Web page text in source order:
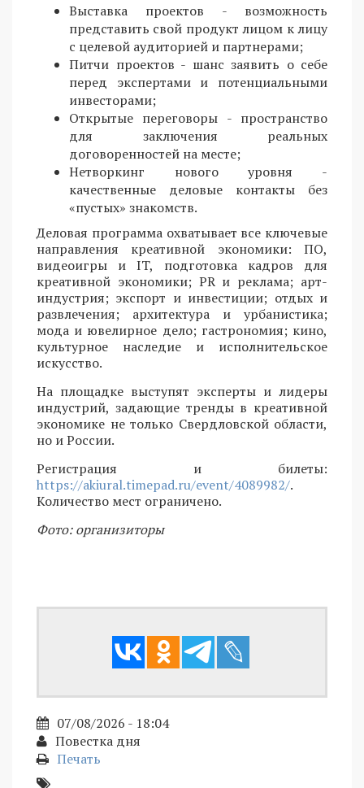
Выставка проектов - возможность
представить свой продукт лицом к лицу
с целевой аудиторией и партнерами;
Питчи проектов - шанс заявить о себе
перед экспертами и потенциальными
инвесторами;
Открытые переговоры - пространство
для заключения реальных
договоренностей на месте;
Нетворкинг нового уровня -
качественные деловые контакты без
«пустых» знакомств.
Деловая программа охватывает все ключевые
направления креативной экономики: ПО,
видеоигры и IT, подготовка кадров для
креативной экономики; PR и реклама; арт-
индустрия; экспорт и инвестиции; отдых и
развлечения; архитектура и урбанистика;
мода и ювелирное дело; гастрономия; кино,
культурное наследие и исполнительское
искусство.
На площадке выступят эксперты и лидеры
индустрий, задающие тренды в креативной
экономике не только Свердловской области,
но и России.
Регистрация и билеты:
https://akiural.timepad.ru/event/4089982/.
Количество мест ограничено.
Фото: организиторы
07/08/2026 - 18:04
Повестка дня
Печать